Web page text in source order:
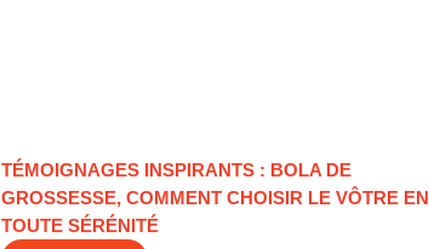
TÉMOIGNAGES INSPIRANTS : BOLA DE
GROSSESSE, COMMENT CHOISIR LE VÔTRE EN
TOUTE SÉRÉNITÉ